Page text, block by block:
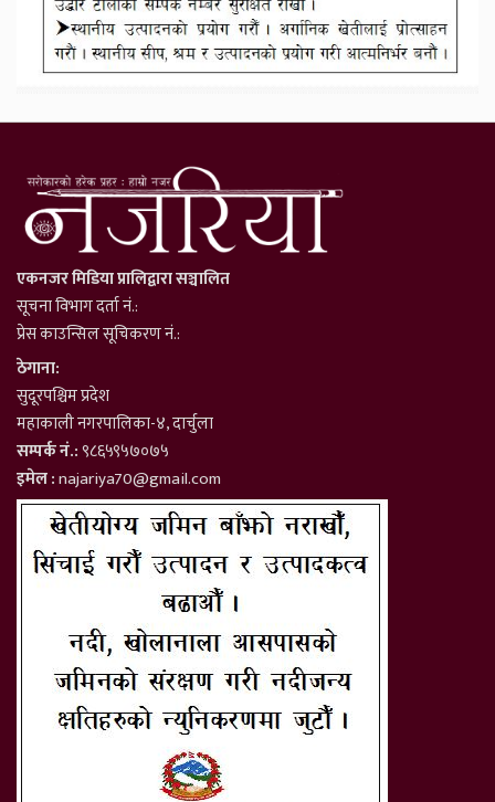
एकनजर मिडिया प्रालिद्वारा सञ्चालित
सूचना विभाग दर्ता नं.:
प्रेस काउन्सिल सूचिकरण नं.:
ठेगाना:
सुदूरपश्चिम प्रदेश
महाकाली नगरपालिका-४, दार्चुला
सम्पर्क नं.:९८६५९५७०७५
इमेल :najariya70@gmail.com